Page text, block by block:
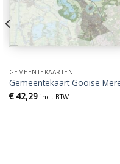
GEMEENTEKAARTEN
Gemeentekaart Gooise
€42,29 incl. BTW